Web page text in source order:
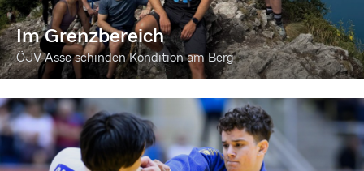
Im Grenzbereich
ÖJV-Asse schinden Kondition am Berg